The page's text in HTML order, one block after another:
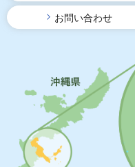
お問い合わせ